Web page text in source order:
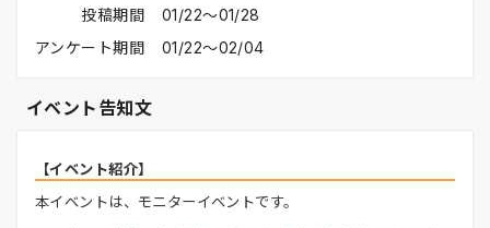
投稿期間
01/22〜01/28
アンケート期間
01/22〜02/04
イベント告知文
【イベント紹介】
本イベントは、モニターイベントです。